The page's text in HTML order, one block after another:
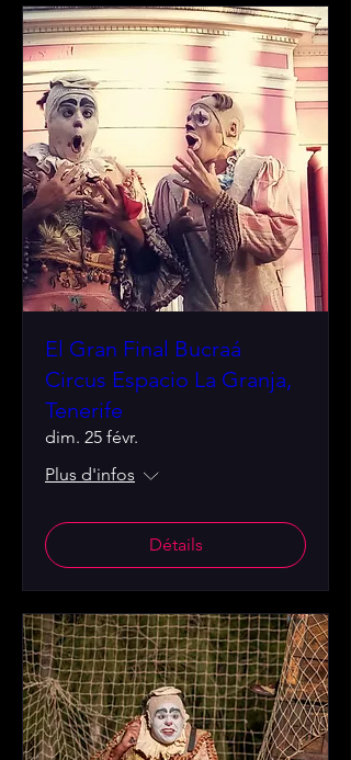
El Gran Final Bucraá
Circus Espacio La Granja,
Tenerife
dim. 25 févr.
Plus d'infos
Détails